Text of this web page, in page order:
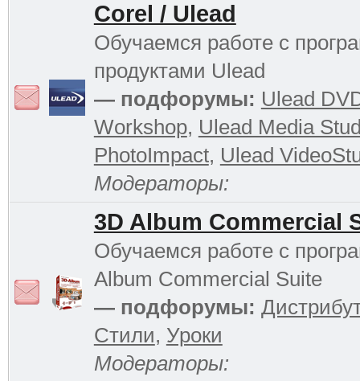
Corel / Ulead
Обучаемся работе с
продуктами Ulead
— подфорумы: Ulead
Workshop, Ulead Media
PhotoImpact, Ulead
Модераторы:
3D Album Commercial
Обучаемся работе с
Album Commercial Suite
— подфорумы:
Стили, Уроки
Модераторы: